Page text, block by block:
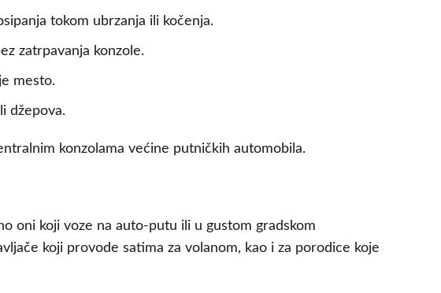
tokom ubrzanja ili kočenja.
zatrpavanja konzole.
mesto.
džepova.
konzolama većine putničkih automobila.
oni koji voze na auto-putu ili u gustom gradskom
koji provode satima za volanom, kao i za porodice koje